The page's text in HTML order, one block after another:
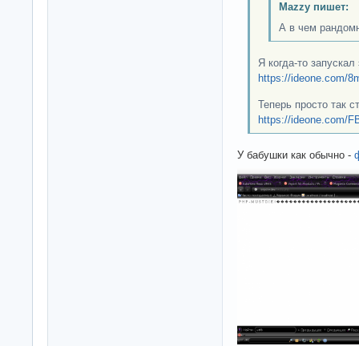
Mazzy пишет:
А в чем
Я когда-то
https://ideone.com/
Теперь просто так
https://ideone.com/
У бабушки как обычно -